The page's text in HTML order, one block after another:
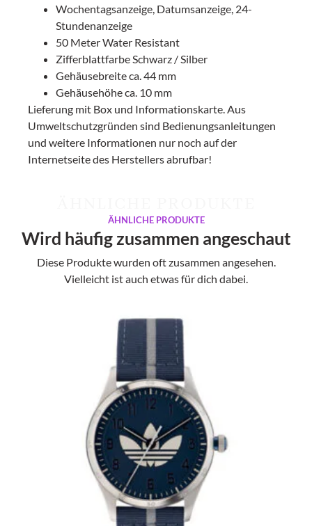
Wochentagsanzeige, Datumsanzeige, 24-
Stundenanzeige
50 Meter Water Resistant
Zifferblattfarbe Schwarz / Silber
Gehäusebreite ca. 44 mm
Gehäusehöhe ca. 10 mm
Lieferung mit Box und Informationskarte. Aus
Umweltschutzgründen sind Bedienungsanleitungen
und weitere Informationen nur noch auf der
Internetseite des Herstellers abrufbar!
ÄHNLICHE PRODUKTE
Wird häufig zusammen angeschaut
Diese Produkte wurden oft zusammen angesehen.
Vielleicht ist auch etwas für dich dabei.